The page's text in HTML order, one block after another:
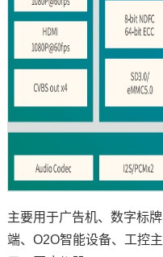
主要用于广告机、 数字标牌
端、O2O智能设备、工控主